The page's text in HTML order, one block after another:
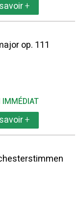
+
op. 111
IMMÉDIAT
+